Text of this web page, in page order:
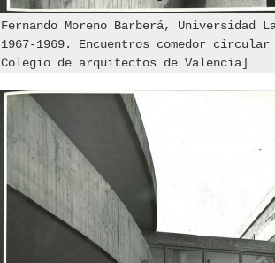
Fernando Moreno Barberá, Universidad
1967-1969. Encuentros comedor
Colegio de arquitectos de Valencia]